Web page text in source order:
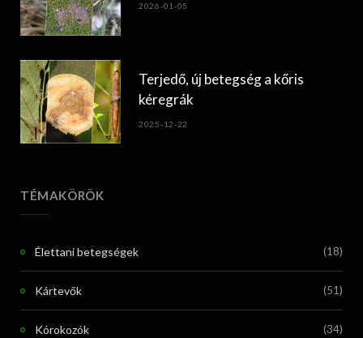
2026-01-05
Terjedő, új betegség a kőris
kéregrák
2025-12-22
TÉMAKÖRÖK
Élettani betegségek (18)
Kártevők (51)
Kórokozók (34)